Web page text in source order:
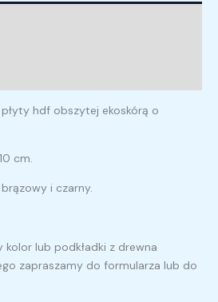
hdf obszytej ekoskórą o
cm.
i czarny.
kolor lub podkładki z drewna
zapraszamy do formularza lub do